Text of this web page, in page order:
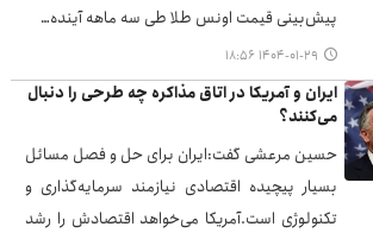
پیش‌بینی قیمت اونس طلا طی سه ماهه آینده…
۱۴۰۴-۰۱-۲۹ ۱۸:۵۶
ایران و آمریکا در اتاق مذاکره چه طرحی را دنبال
می‌کنند؟
حسین مرعشی گفت:ایران برای حل و فصل مسائل
بسیار پیچیده اقتصادی نیازمند سرمایه‌گذاری و
تکنولوژی است.آمریکا می‌خواهد اقتصادش را رشد